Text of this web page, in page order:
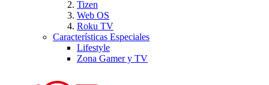
Tizen
Web OS
Roku TV
Características Especiales
Lifestyle
Zona Gamer y TV